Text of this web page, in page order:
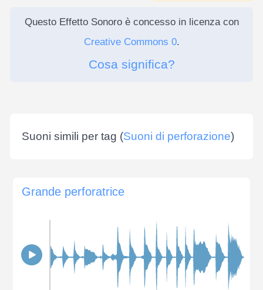
Questo Effetto Sonoro è concesso in licenza con
Creative Commons 0.
Cosa significa?
Suoni simili per tag (Suoni di perforazione)
Grande perforatrice